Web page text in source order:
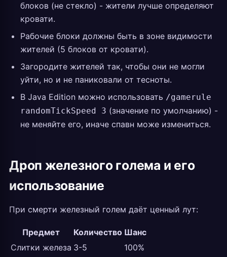
блоков (не стекло) - жители лучше определяют
кровати.
Рабочие блоки должны быть в зоне видимости
жителей (5 блоков от кровати).
Загородите жителей так, чтобы они не могли
уйти, но и не паниковали от тесноты.
В Java Edition можно использовать /gamerule
randomTickSpeed 3 (значение по умолчанию) -
не меняйте его, иначе спавн може измениться.
Дроп железного голема и его
использование
При смерти железный голем даёт ценный лут:
Предмет Количество Шанс
Слитки железа 3-5
100%